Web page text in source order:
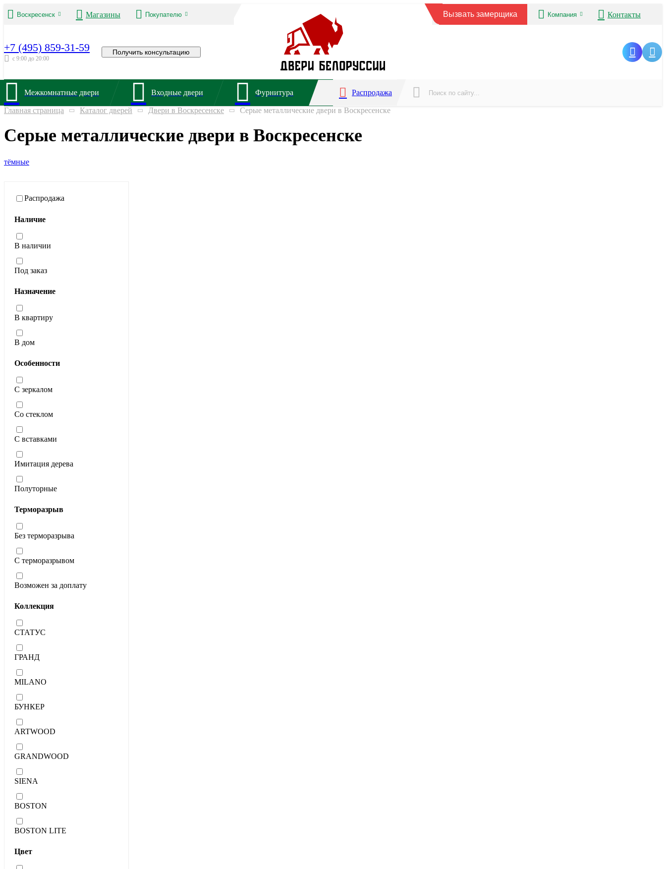
Воскресенск Магазины Покупателю Вызвать замерщика Компания Контакты
+7 (495) 859-31-59
с 9:00 до 20:00
Получить консультацию
Межкомнатные двери Входные двери Фурнитура Распродажа
Главная страница Каталог дверей Двери в Воскресенске Серые металлические двери в Воскресенске
Серые металлические двери в Воскресенске
тёмные
Распродажа
Наличие
В наличии
Под заказ
Назначение
В квартиру
В дом
Особенности
С зеркалом
Со стеклом
С вставками
Имитация дерева
Полуторные
Терморазрыв
Без терморазрыва
С терморазрывом
Возможен за доплату
Коллекция
СТАТУС
ГРАНД
MILANO
БУНКЕР
ARTWOOD
GRANDWOOD
SIENA
BOSTON
BOSTON LITE
Цвет